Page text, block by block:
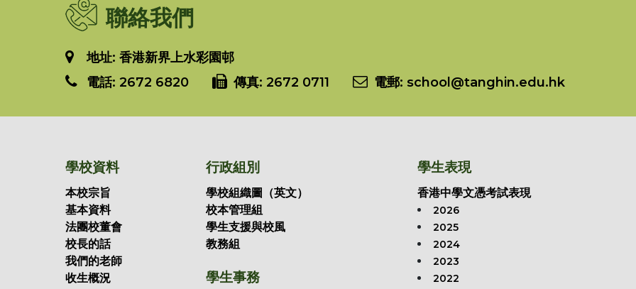
聯絡我們
地址: 香港新界上水彩園邨
電話: 2672 6820 傳真: 2672 0711 電郵: school@tanghin.edu.hk
學校資料
本校宗旨
基本資料
法團校董會
校長的話
我們的老師
收生概況
行政組別
學校組織圖（英文）
校本管理組
學生支援與校風
教務組
學生事務
學生表現
香港中學文憑考試表現
2026
2025
2024
2023
2022